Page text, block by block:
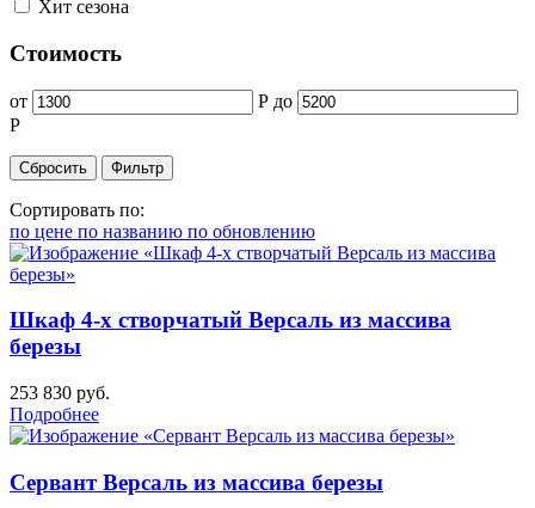
Хит сезона
Стоимость
от Р до
Р
Сортировать по:
по цене по названию по обновлению
Шкаф 4-х створчатый Версаль из массива
березы
253 830 руб.
Подробнее
Сервант Версаль из массива березы